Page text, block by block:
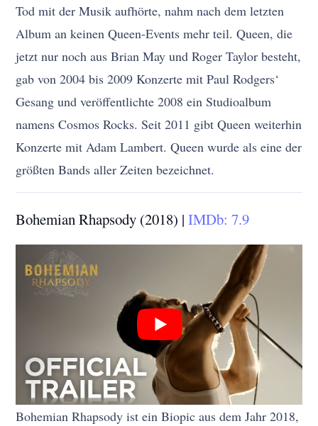
Tod mit der Musik aufhörte, nahm nach dem letzten
Album an keinen Queen-Events mehr teil. Queen, die
jetzt nur noch aus Brian May und Roger Taylor besteht,
gab von 2004 bis 2009 Konzerte mit Paul Rodgers‘
Gesang und veröffentlichte 2008 ein Studioalbum
namens Cosmos Rocks. Seit 2011 gibt Queen weiterhin
Konzerte mit Adam Lambert. Queen wurde als eine der
größten Bands aller Zeiten bezeichnet.
Bohemian Rhapsody (2018) |IMDb: 7.9
Bohemian Rhapsody ist ein Biopic aus dem Jahr 2018,